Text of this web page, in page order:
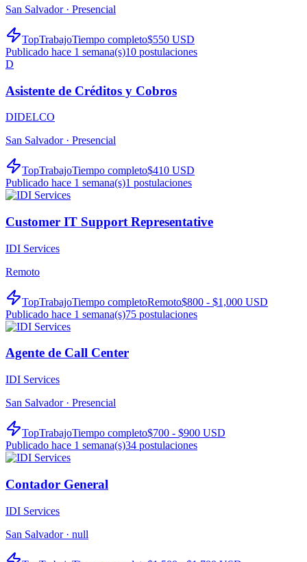
San Salvador · Presencial
TopTrabajoTiempo completo$550 USD
Publicado hace 1 semana(s)10 postulaciones
D
Asistente de Créditos y Cobros
DIDELCO
San Salvador · Presencial
TopTrabajoTiempo completo$410 USD
Publicado hace 1 semana(s)1 postulaciones
Customer IT Support Representative
IDI Services
Remoto
TopTrabajoTiempo completoRemoto$800 - $1,000 USD
Publicado hace 1 semana(s)75 postulaciones
Agente de Call Center
IDI Services
San Salvador · Presencial
TopTrabajoTiempo completo$700 - $900 USD
Publicado hace 1 semana(s)34 postulaciones
Contador General
IDI Services
San Salvador · null